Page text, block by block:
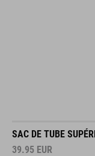
SAC DE TUBE
39.95 EUR